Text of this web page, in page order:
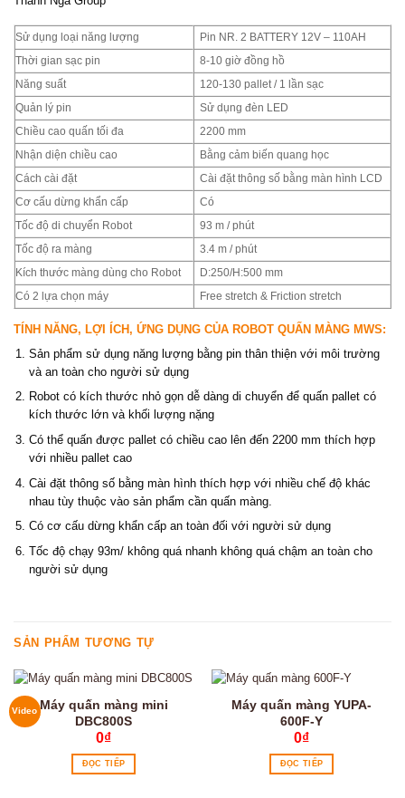
Sử dụng loại năng lượng Pin NR. 2 BATTERY 12V – 110AH
Thời gian sạc pin 8-10 giờ đồng hồ
Năng suất 120-130 pallet / 1 lần sạc
Quản lý pin Sử dụng đèn LED
Chiều cao quấn tối đa 2200 mm
Nhận diện chiều cao Bằng cảm biến quang học
Cách cài đặt Cài đặt thông số bằng màn hình LCD
Cơ cấu dừng khẩn cấp Có
Tốc độ di chuyển Robot 93 m / phút
Tốc độ ra màng 3.4 m / phút
Kích thước màng dùng cho Robot D:250/H:500 mm
Có 2 lựa chọn máy Free stretch & Friction stretch
TÍNH NĂNG, LỢI ÍCH, ỨNG DỤNG CỦA ROBOT QUẤN MÀNG MWS:
Sản phẩm sử dụng năng lượng bằng pin thân thiện với môi trường
và an toàn cho người sử dụng
Robot có kích thước nhỏ gọn dễ dàng di chuyển để quấn pallet có
kích thước lớn và khối lượng nặng
Có thể quấn được pallet có chiều cao lên đến 2200 mm thích hợp
với nhiều pallet cao
Cài đặt thông số bằng màn hình thích hợp với nhiều chế độ khác
nhau tùy thuộc vào sản phẩm cần quấn màng.
Có cơ cấu dừng khẩn cấp an toàn đối với người sử dụng
Tốc độ chạy 93m/ không quá nhanh không quá chậm an toàn cho
người sử dụng
SẢN PHẨM TƯƠNG TỰ
Video Máy quấn màng mini
DBC800S
0₫
ĐỌC TIẾP
Máy quấn màng YUPA-
600F-Y
0₫
ĐỌC TIẾP